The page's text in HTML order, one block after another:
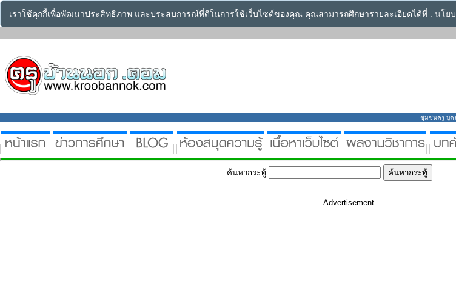
เราใช้คุกกี้เพื่อพัฒนาประสิทธิภาพ และประสบการณ์ที่ดีในการใช้เว็บไซต์ของคุณ คุณสามารถศึกษารายละเอียดได้ที่ : นโย
ชุมชนครู บุค
ค้นหากระทู้
Advertisement